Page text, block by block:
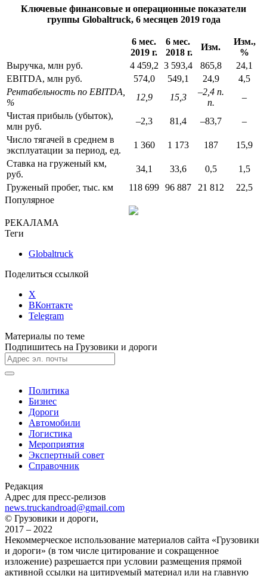
Ключевые финансовые и операционные показатели
группы Globaltruck, 6 месяцев 2019 года
6 мес.
2019 г.
6 мес.
2018 г.
Изм.
Изм.,
%
Выручка, млн руб.
4 459,2 3 593,4 865,8
24,1
EBITDA, млн руб.
574,0 549,1 24,9
4,5
Рентабельность по EBITDA,
%
12,9 15,3
–2,4 п.
п.
–
Чистая прибыль (убыток),
млн руб.
–2,3 81,4 –83,7
–
Число тягачей в среднем в
эксплуатации за период, ед.
1 360 1 173 187
15,9
Ставка на груженый км,
руб.
34,1 33,6 0,5
1,5
Груженый пробег, тыс. км
118 699 96 887 21 812
22,5
Популярное
РЕКАЛАМА
Теги
Globaltruck
Поделиться ссылкой
X
ВКонтакте
Telegram
Материалы по теме
Подпишитесь на Грузовики и дороги
Политика
Бизнес
Дороги
Автомобили
Логистика
Мероприятия
Экспертный совет
Справочник
Редакция
Адрес для пресс-релизов
news.truckandroad@gmail.com
© Грузовики и дороги,
2017 – 2022
Некоммерческое использование материалов сайта «Грузовики
и дороги» (в том числе цитирование и сокращенное
изложение) разрешается при условии размещения прямой
активной ссылки на цитируемый материал или на главную